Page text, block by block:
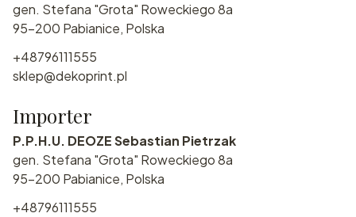
gen. Stefana "Grota" Roweckiego 8a
95-200 Pabianice, Polska
+48796111555
sklep@dekoprint.pl
Importer
P.P.H.U. DEOZE Sebastian Pietrzak
gen. Stefana "Grota" Roweckiego 8a
95-200 Pabianice, Polska
+48796111555